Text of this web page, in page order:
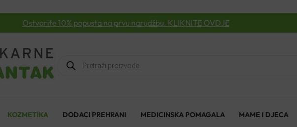
Ostvarite 10% popusta na prvu narudžbu. KLIKNITE OVDJE
Products
search
KOZMETIKA DODACI PREHRANI MEDICINSKA POMAGALA MAME I DJECA